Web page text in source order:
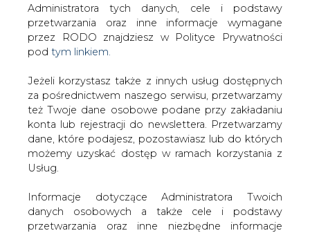
WŁĄCZ CIRE.TV
Administratora tych danych, cele i podstawy
przetwarzania oraz inne informacje wymagane
przez RODO znajdziesz w Polityce Prywatności
pod tym linkiem.
Jeżeli korzystasz także z innych usług dostępnych
za pośrednictwem naszego serwisu, przetwarzamy
też Twoje dane osobowe podane przy zakładaniu
konta lub rejestracji do newslettera. Przetwarzamy
dane, które podajesz, pozostawiasz lub do których
możemy uzyskać dostęp w ramach korzystania z
Usług.
Informacje dotyczące Administratora Twoich
danych osobowych a także cele i podstawy
przetwarzania oraz inne niezbędne informacje
Strona główna RYNEK GAZU
MZA ogłasza przetarg
na zakup autobusów elektrycznych
2018-10-19 00:00
skomentuj
udostępnij: